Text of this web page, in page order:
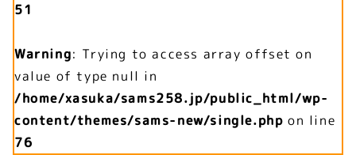
51
Warning: Trying to access array offset on
value of type null in
/home/xasuka/sams258.jp/public_html/wp-
content/themes/sams-new/single.php on line
76